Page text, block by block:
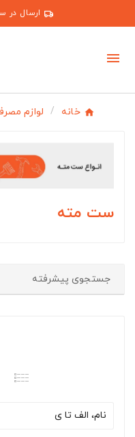
ارسال در
خانه لوازم
ست مته
جستجوی پیشرفته
نام، الف تا ی